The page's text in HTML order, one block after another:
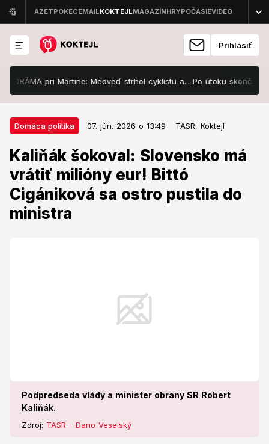
Prihlásiť
pri Martine: Medveď strhol cyklistu a... Po útoku skončil muž v
Domáca politika 07. jún. 2026 o 13:49 TASR, Koktejl
Kaliňák šokoval: Slovensko má
vrátiť milióny eur! Bittó
Cigániková sa ostro pustila do
ministra
Podpredseda vlády a minister obrany SR Robert
Kaliňák.
Zdroj: TASR - Dano Veselský
Domáca politika 07. jún. 2026 o 13:49
Kaliňák šokoval: Slovensko má
vrátiť milióny eur! Bittó
Cigániková sa ostro pustila do
ministra